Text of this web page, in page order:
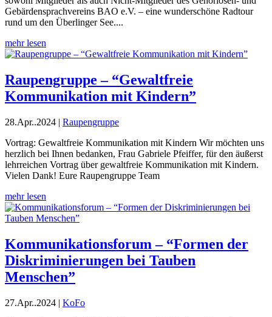
Gebärdensprachvereins BAO e.V. – eine wunderschöne Radtour
rund um den Überlinger See....
mehr lesen
Raupengruppe – “Gewaltfreie
Kommunikation mit Kindern”
28.Apr..2024 | Raupengruppe
Vortrag: Gewaltfreie Kommunikation mit Kindern Wir möchten uns
herzlich bei Ihnen bedanken, Frau Gabriele Pfeiffer, für den äußerst
lehrreichen Vortrag über gewaltfreie Kommunikation mit Kindern.
Vielen Dank! Eure Raupengruppe Team
mehr lesen
Kommunikationsforum – “Formen der
Diskriminierungen bei Tauben
Menschen”
27.Apr..2024 | KoFo